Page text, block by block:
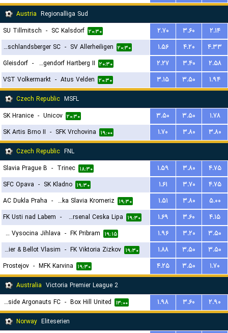
Austria Regionalliga Sud
SU Tillmitsch - SC Kalsdorf ۲۰:۳۰ ۲.۷۰ ۳.۶۰
۲.۱۴
Deutschlandsberger SC
- SV Allerheiligen ۲۰:۳۰ ۱.۵۶ ۴.۲۰
۴.۳۳
Gleisdorf - FSC Eggendorf Hartberg II ۲۰:۳۰ ۲.۲۷ ۳.۴۰
۲.۵۸
VST Volkermarkt - Atus Velden ۲۰:۳۰ ۳.۱۵ ۳.۵۰
۱.۹۴
Czech Republic MSFL
SK Hranice - Unicov ۲۰:۳۰ ۳.۵۰ ۳.۵۰
۱.۷۸
SK Artis Brno II - SFK Vrchovina ۱۹:۰۰ ۱.۷۰ ۳.۸۰
۳.۸۰
Czech Republic FNL
Slavia Prague B - Trinec ۱۸:۳۰ ۱.۵۹ ۳.۸۰
۴.۷۵
SFC Opava - SK Kladno ۱۹:۳۰ ۱.۶۱ ۳.۷۰
۴.۷۵
AC Dukla Praha - SK Hanacka Slavia Kromeriz ۱۹:۳۰ ۱.۵۱ ۳.۸۰
۵.۰۰
FK Usti nad Labem - Fk Arsenal Ceska Lipa ۱۹:۳۰ ۱.۶۹ ۳.۶۰
۴.۱۵
FC Vysocina Jihlava
- FK Pribram ۱۹:۱۵ ۱.۹۶ ۳.۲۰
۳.۵۰
FC Sellier & Bellot Vlasim
- FK Viktoria Zizkov ۱۹:۳۰ ۱.۸۸ ۳.۵۰
۳.۵۰
Prostejov - MFK Karvina ۱۹:۳۰ ۴.۲۵ ۳.۵۰
۱.۷۰
Australia Victoria Premier League 2
Bayside Argonauts FC
- Box Hill United ۱۳:۰۰ ۱.۹۸ ۳.۶۰
۲.۹۰
Norway Eliteserien